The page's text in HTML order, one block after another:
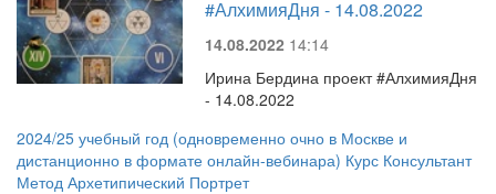
#АлхимияДня - 14.08.2022
14.08.2022 14:14
Ирина Бердина проект #АлхимияДня
- 14.08.2022
2024/25 учебный год (одновременно очно в Москве и
дистанционно в формате онлайн-вебинара) Курс Консультант
Метод Архетипический Портрет